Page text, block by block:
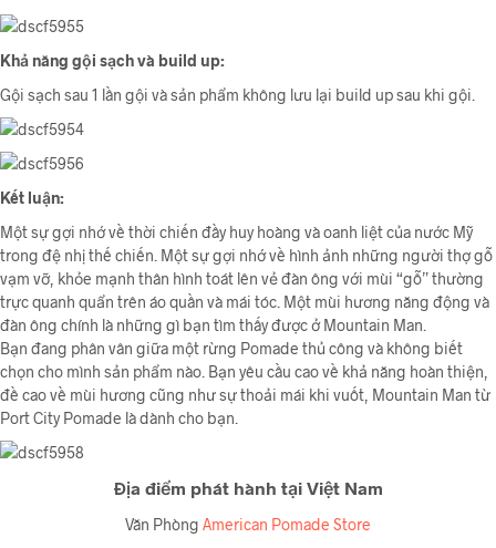
Khả năng gội sạch và build up:
Gội sạch sau 1 lần gội và sản phẩm không lưu lại build up sau khi gội.
Kết luận:
Một sự gợi nhớ về thời chiến đầy huy hoàng và oanh liệt của nước Mỹ
trong đệ nhị thế chiến. Một sự gợi nhớ về hình ảnh những người thợ gỗ
vạm vỡ, khỏe mạnh thân hình toát lên vẻ đàn ông với mùi “gỗ” thường
trực quanh quẩn trên áo quần và mái tóc. Một mùi hương năng động và
đàn ông chính là những gì bạn tìm thấy được ở Mountain Man.
Bạn đang phân vân giữa một rừng Pomade thủ công và không biết
chọn cho mình sản phẩm nào. Bạn yêu cầu cao về khả năng hoàn thiện,
đề cao về mùi hương cũng như sự thoải mái khi vuốt, Mountain Man từ
Port City Pomade là dành cho bạn.
Địa điểm phát hành tại Việt Nam
Văn Phòng American Pomade Store